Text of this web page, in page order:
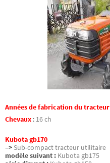
Années de fabrication du tracteur
Chevaux : 16 ch
Kubota gb170
–> Sub-compact tracteur utilitaire
modèle suivant : Kubota gb175